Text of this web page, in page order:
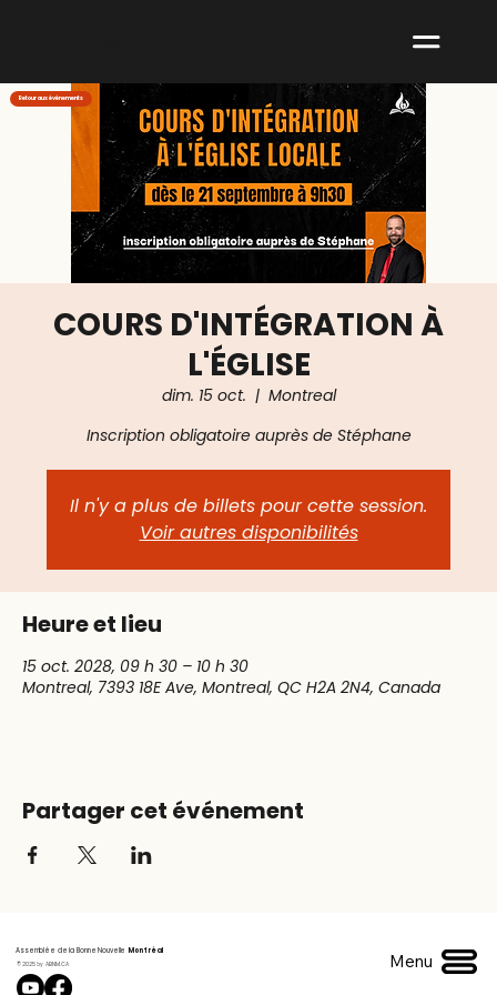
COURS D'INTÉGRATION À
L'ÉGLISE
dim. 15 oct.
  |
Montreal
Inscription obligatoire auprès de Stéphane
Il n'y a plus de billets pour cette session.
Voir autres disponibilités
Heure et lieu
15 oct. 2028, 09 h 30 – 10 h 30
Montreal, 7393 18E Ave, Montreal, QC H2A 2N4, Canada
Partager cet événement
Retour aux événements
Assemblée de la Bonne Nouvelle Montréal
© 2025 by ABNM.CA Menu